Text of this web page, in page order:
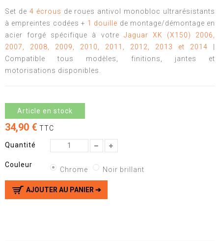
Set de 4 écrous de roues antivol monobloc ultrarésistants
à empreintes codées + 1 douille de montage/démontage en
acier forgé spécifique à votre Jaguar XK (X150) 2006,
2007, 2008, 2009, 2010, 2011, 2012, 2013 et 2014
Compatible tous modèles, finitions, jantes et
motorisations disponibles.
Article en stock
34,90 € TTC
Quantité
Couleur
Chrome Noir brillant
AJOUTER AU PANIER ➔